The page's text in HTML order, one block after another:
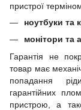
пристрої
ноутбуки та
монітори та
Гарантія не
товар має
попадання
гарантійних
пристрою, а